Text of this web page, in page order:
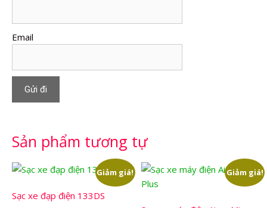
Email
Sản phẩm tương tự
Giảm giá!
Sạc xe đạp điện 133DS
Giảm giá!